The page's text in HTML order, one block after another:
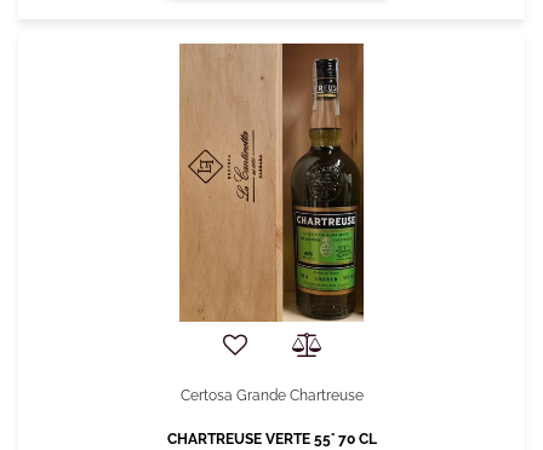
Certosa Grande Chartreuse
CHARTREUSE VERTE 55° 70 CL